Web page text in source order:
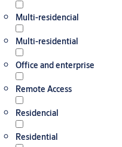
Multi-residencial
Multi-residential
Office and enterprise
Remote Access
Residencial
Residential